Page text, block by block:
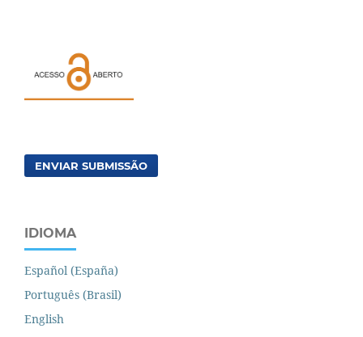
ENVIAR SUBMISSÃO
IDIOMA
Español (España)
Português (Brasil)
English